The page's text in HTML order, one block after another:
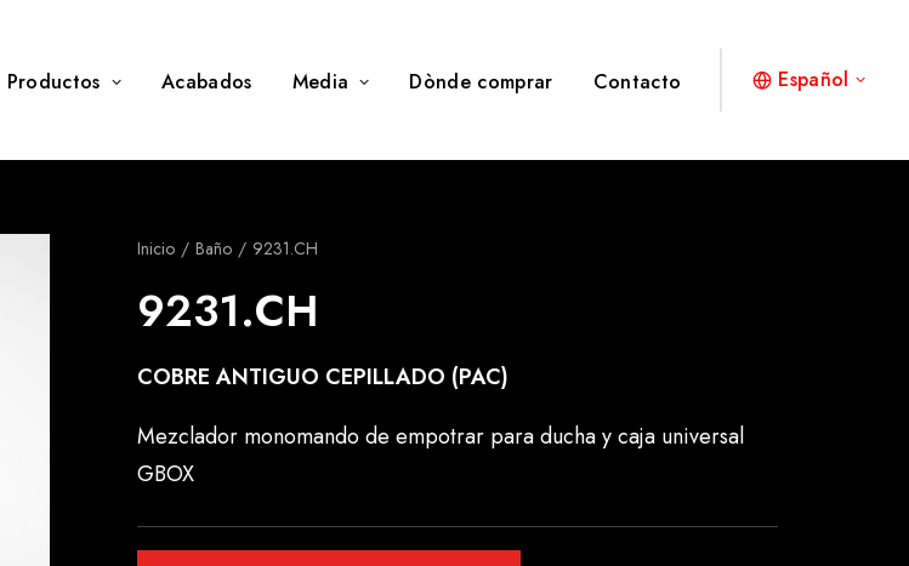
Productos Acabados Media Dònde comprar Contacto Español
Inicio Baño 9231.CH
9231.CH
COBRE ANTIGUO CEPILLADO (PAC)
Mezclador monomando de empotrar para ducha y caja universal
GBOX